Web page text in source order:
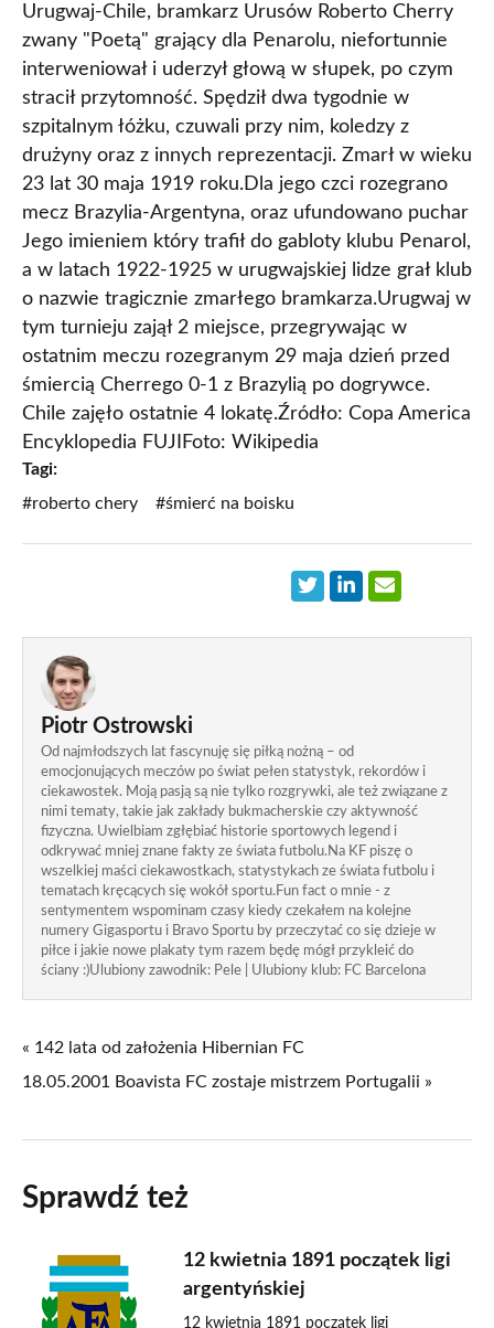
Urugwaj-Chile, bramkarz Urusów Roberto Cherry
zwany "Poetą" grający dla Penarolu, niefortunnie
interweniował i uderzył głową w słupek, po czym
stracił przytomność. Spędził dwa tygodnie w
szpitalnym łóżku, czuwali przy nim, koledzy z
drużyny oraz z innych reprezentacji. Zmarł w wieku
23 lat 30 maja 1919 roku.Dla jego czci rozegrano
mecz Brazylia-Argentyna, oraz ufundowano puchar
Jego imieniem który trafił do gabloty klubu Penarol,
a w latach 1922-1925 w urugwajskiej lidze grał klub
o nazwie tragicznie zmarłego bramkarza.Urugwaj w
tym turnieju zajął 2 miejsce, przegrywając w
ostatnim meczu rozegranym 29 maja dzień przed
śmiercią Cherrego 0-1 z Brazylią po dogrywce.
Chile zajęło ostatnie 4 lokatę.Źródło: Copa America
Encyklopedia FUJIFoto: Wikipedia
Tagi:
#roberto chery
#śmierć na boisku
Piotr Ostrowski
Od najmłodszych lat fascynuję się piłką nożną – od
emocjonujących meczów po świat pełen statystyk, rekordów i
ciekawostek. Moją pasją są nie tylko rozgrywki, ale też związane z
nimi tematy, takie jak zakłady bukmacherskie czy aktywność
fizyczna. Uwielbiam zgłębiać historie sportowych legend i
odkrywać mniej znane fakty ze świata futbolu.Na KF piszę o
wszelkiej maści ciekawostkach, statystykach ze świata futbolu i
tematach kręcących się wokół sportu.Fun fact o mnie - z
sentymentem wspominam czasy kiedy czekałem na kolejne
numery Gigasportu i Bravo Sportu by przeczytać co się dzieje w
piłce i jakie nowe plakaty tym razem będę mógł przykleić do
ściany :)Ulubiony zawodnik: Pele | Ulubiony klub: FC Barcelona
« 142 lata od założenia Hibernian FC
18.05.2001 Boavista FC zostaje mistrzem Portugalii »
Sprawdź też
12 kwietnia 1891 początek ligi
argentyńskiej
12 kwietnia 1891 początek ligi